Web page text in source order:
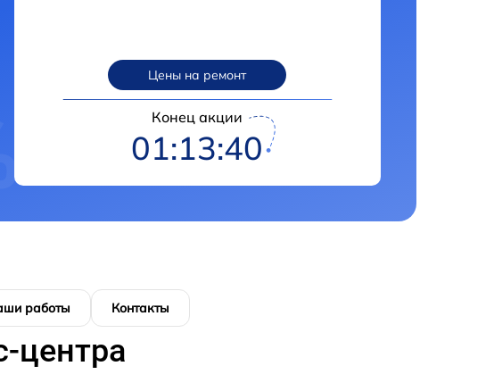
Цены на ремонт
Конец акции
01:13:39
работы Контакты
центра